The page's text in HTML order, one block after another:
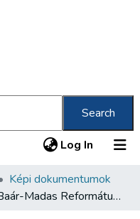
Search
Log In (current)
Képi dokumentumok
[A Baár-Madas Református Leánynevelő Intézet tornaünnepélye, 1929] [a második osztály növendékei]